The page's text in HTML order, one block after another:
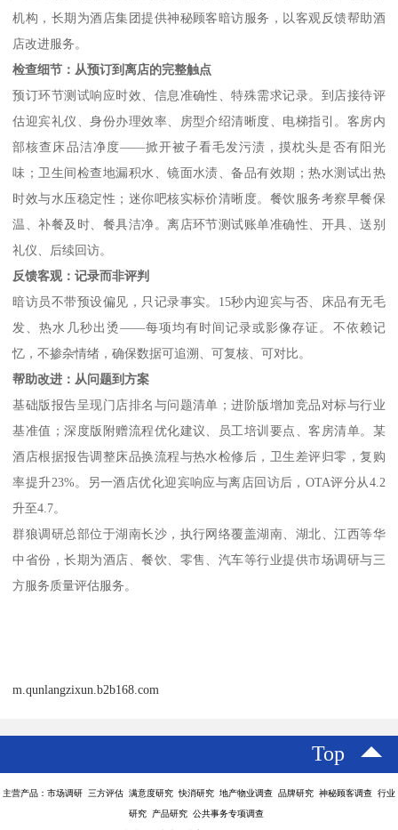
机构，长期为酒店集团提供神秘顾客暗访服务，以客观反馈帮助酒
店改进服务。
检查细节：从预订到离店的完整触点
预订环节测试响应时效、信息准确性、特殊需求记录。到店接待评
估迎宾礼仪、身份办理效率、房型介绍清晰度、电梯指引。客房内
部核查床品洁净度——掀开被子看毛发污渍，摸枕头是否有阳光
味；卫生间检查地漏积水、镜面水渍、备品有效期；热水测试出热
时效与水压稳定性；迷你吧核实标价清晰度。餐饮服务考察早餐保
温、补餐及时、餐具洁净。离店环节测试账单准确性、开具、送别
礼仪、后续回访。
反馈客观：记录而非评判
暗访员不带预设偏见，只记录事实。 15秒内迎宾与否、床品有无毛
发、热水几秒出烫——每项均有时间记录或影像存证。不依赖记
忆，不掺杂情绪，确保数据可追溯、可复核、可对比。
帮助改进：从问题到方案
基础版报告呈现门店排名与问题清单；进阶版增加竞品对标与行业
基准值；深度版附赠流程优化建议、员工培训要点、客房清单。某
酒店根据报告调整床品换流程与热水检修后，卫生差评归零，复购
率提升23%。另一酒店优化迎宾响应与离店回访后，OTA评分从4.2
升至4.7。
群狼调研总部位于湖南长沙，执行网络覆盖湖南、湖北、江西等华
中省份，长期为酒店、餐饮、零售、汽车等行业提供市场调研与三
方服务质量评估服务。
m.qunlangzixun.b2b168.com
Top
主营产品：市场调研 三方评估 满意度研究 快消研究 地产物业调查 品牌研究 神秘顾客调查 行业
研究 产品研究 公共事务专项调查